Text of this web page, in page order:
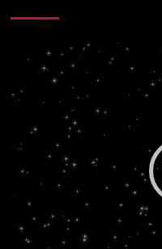
Reproductor
vídeo